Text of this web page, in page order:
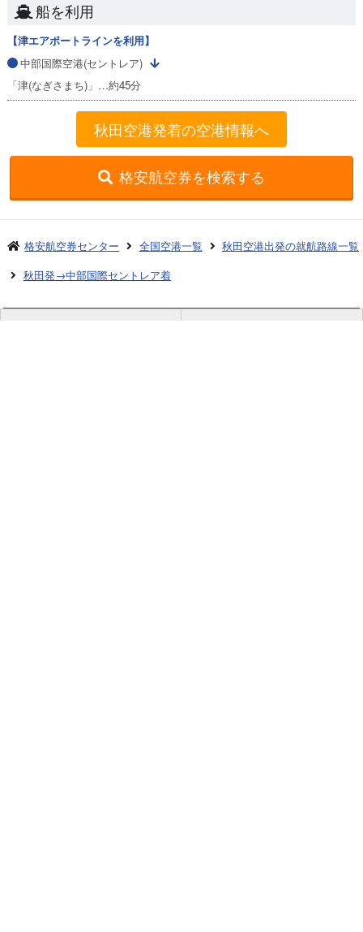
船を利用
【津エアポートラインを利用】
中部国際空港(セントレア)
「津(なぎさまち)」…約45分
秋田空港発着の空港情報へ
格安航空券を検索する
格安航空券センター 全国空港一覧
秋田空港出発の就航路線一覧
秋田発→中部国際セントレア着